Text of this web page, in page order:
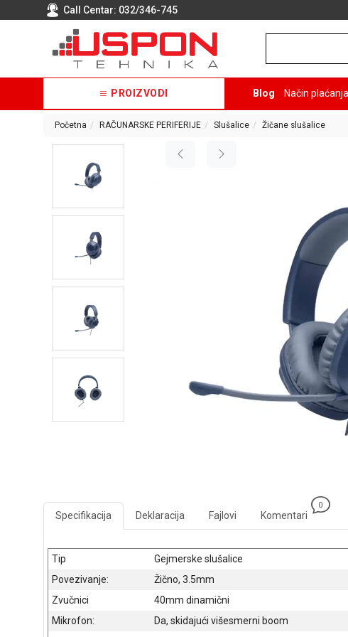
Call Centar: 032/346-745
PROIZVODI Blog Način plaćanja
Početna RAČUNARSKE PERIFERIJE Slušalice Žičane slušalice
Specifikacija Deklaracija Fajlovi Komentari
0
Tip
Gejmerske slušalice
Povezivanje:
Žično, 3.5mm
Zvučnici
40mm dinamični
Mikrofon:
Da, skidajući višesmerni boom